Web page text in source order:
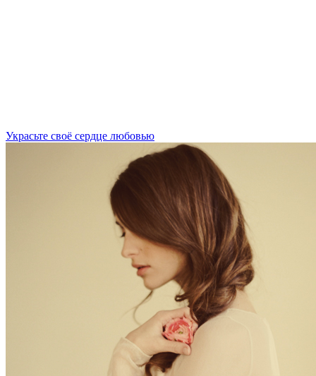
Украсьте своё сердце любовью